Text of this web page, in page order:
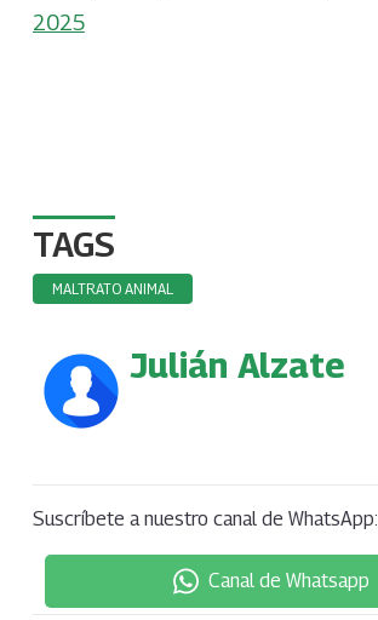
2025
TAGS
MALTRATO ANIMAL
Julián Alzate
Suscríbete a nuestro canal de WhatsApp:
Canal de Whatsapp